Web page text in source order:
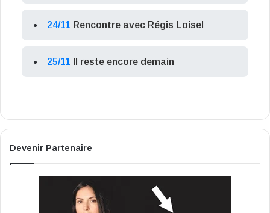
24/11 Rencontre avec Régis Loisel
25/11 Il reste encore demain
Devenir Partenaire